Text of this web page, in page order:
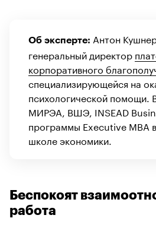
Об эксперте: Антон
генеральный директор
корпоративного
специализирующейся на
психологической помощи.
МИРЭА, ВШЭ, INSEAD
программы Executive MBA
школе экономики.
Беспокоят
работа